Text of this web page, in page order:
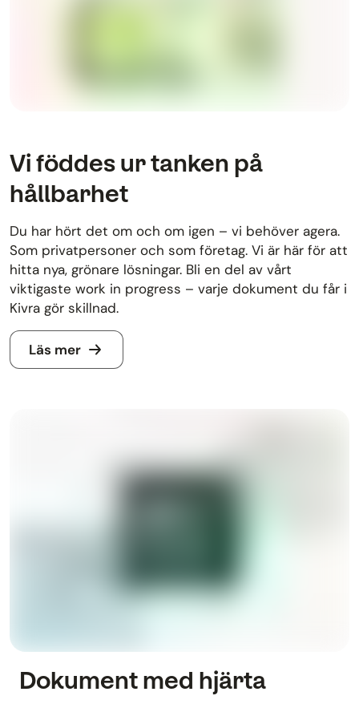
Vi föddes ur tanken på
hållbarhet
Du har hört det om och om igen – vi behöver agera.
Som privatpersoner och som företag. Vi är här för att
hitta nya, grönare lösningar. Bli en del av vårt
viktigaste work in progress – varje dokument du får i
Kivra gör skillnad.
Läs mer
Dokument med hjärta